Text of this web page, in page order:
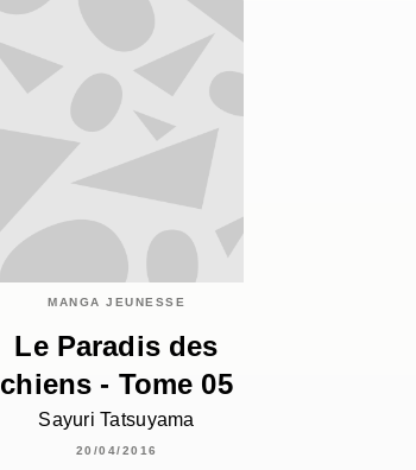
MANGA JEUNESSE
Le Paradis des
chiens - Tome 05
Sayuri Tatsuyama
20/04/2016